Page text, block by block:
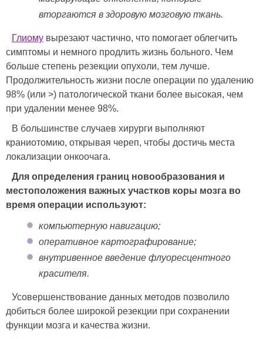
вторгаются в здоровую мозговую ткань.
Глиому вырезают частично, что помогает облегчить
симптомы и немного продлить жизнь больного. Чем
больше степень резекции опухоли, тем лучше.
Продолжительность жизни после операции по удалению
98% (или >) патологической ткани более высокая, чем
при удалении менее 98%.
В большинстве случаев хирурги выполняют
краниотомию, открывая череп, чтобы достичь места
локализации онкоочага.
Для определения границ новообразования и
местоположения важных участков коры мозга во
время операции используют:
компьютерную навигацию;
оперативное картографирование;
внутривенное введение флуоресцентного
красителя.
Усовершенствование данных методов позволило
добиться более широкой резекции при сохранении
функции мозга и качества жизни.